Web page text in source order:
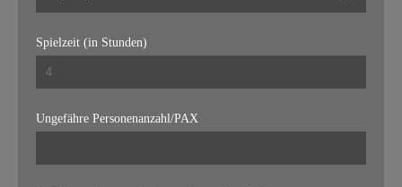
Spielzeit (in Stunden)
Ungefähre Personenanzahl/PAX